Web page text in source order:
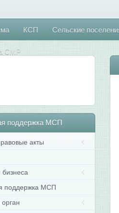
КСП Сельские
СМР
поддержка МСП
акты
поддержка МСП